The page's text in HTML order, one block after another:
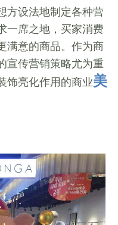
方设法地制定各种营
一席之地，买家消费
满意的商品。作为商
宣传营销策略尤为重
饰亮化作用的商业美